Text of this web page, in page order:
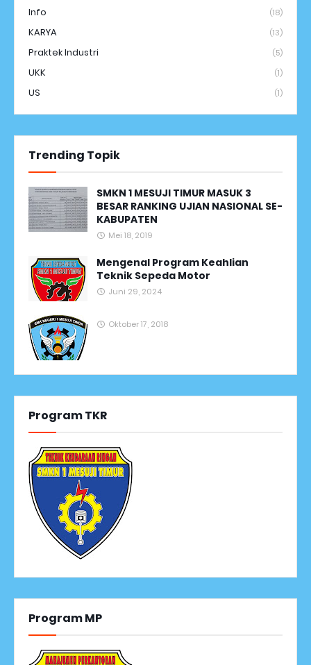
Info (18)
KARYA (13)
Praktek Industri (5)
UKK (1)
US (1)
Trending Topik
SMKN 1 MESUJI TIMUR MASUK 3
BESAR RANKING UJIAN NASIONAL SE-
KABUPATEN
Mei 18, 2019
Mengenal Program Keahlian
Teknik Sepeda Motor
Juni 29, 2024
Oktober 17, 2018
Program TKR
Program MP